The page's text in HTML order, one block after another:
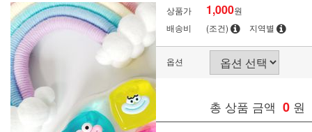
상품가 1,000원
배송비
(조건) 지역별
옵션
총 상품 금액 0 원